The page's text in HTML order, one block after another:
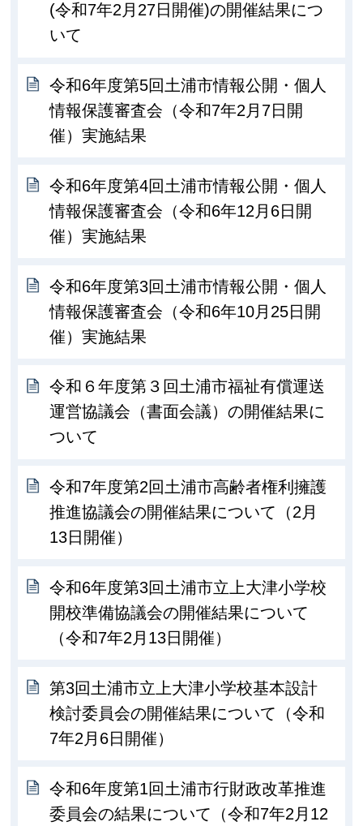
(令和7年2月27日開催)の開催結果につ
いて
令和6年度第5回土浦市情報公開・個人
情報保護審査会（令和7年2月7日開
催）実施結果
令和6年度第4回土浦市情報公開・個人
情報保護審査会（令和6年12月6日開
催）実施結果
令和6年度第3回土浦市情報公開・個人
情報保護審査会（令和6年10月25日開
催）実施結果
令和６年度第３回土浦市福祉有償運送
運営協議会（書面会議）の開催結果に
ついて
令和7年度第2回土浦市高齢者権利擁護
推進協議会の開催結果について（2月
13日開催）
令和6年度第3回土浦市立上大津小学校
開校準備協議会の開催結果について
（令和7年2月13日開催）
第3回土浦市立上大津小学校基本設計
検討委員会の開催結果について（令和
7年2月6日開催）
令和6年度第1回土浦市行財政改革推進
委員会の結果について（令和7年2月12